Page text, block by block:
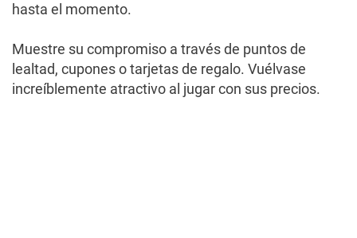
hasta el momento.
Muestre su compromiso a través de puntos de
lealtad, cupones o tarjetas de regalo. Vuélvase
increíblemente atractivo al jugar con sus precios.